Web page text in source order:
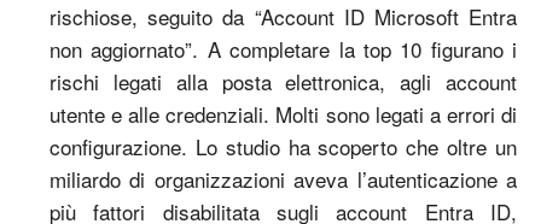
rischiose, seguito da “Account ID Microsoft Entra
non aggiornato”. A completare la top 10 figurano i
rischi legati alla posta elettronica, agli account
utente e alle credenziali. Molti sono legati a errori di
configurazione. Lo studio ha scoperto che oltre un
miliardo di organizzazioni aveva l’autenticazione a
più fattori disabilitata sugli account Entra ID,